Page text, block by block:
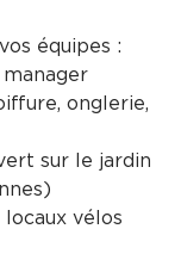
équipes :
onglerie,
sur le jardin
vélos